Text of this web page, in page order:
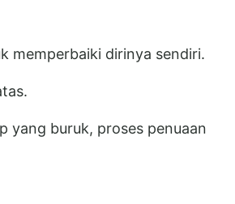
memperbaiki dirinya sendiri.
yang buruk, proses penuaan